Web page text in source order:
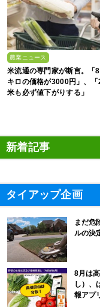
農業ニュース
米流通の専門家が断言。「
キロの価格が3000円」、
米も必ず値下がりする」
新着記事
タイアップ企画
まだ危
ルの決
8月は
し）、
報アプ